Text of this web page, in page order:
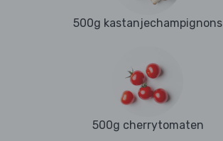
500g kastanjechampignons
500g cherrytomaten